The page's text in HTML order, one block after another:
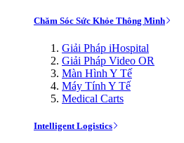
Chăm Sóc Sức Khỏe Thông Minh
Giải Pháp iHospital
Giải Pháp Video OR
Màn Hình Y Tế
Máy Tính Y Tế
Medical Carts
Intelligent Logistics